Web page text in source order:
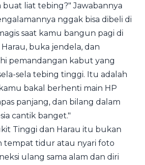
buat liat tebing?" Jawabannya
nggak bisa dibeli di
saat kamu bangun pagi di
buka jendela, dan
pemandangan kabut yang
sela tebing tinggi. Itu adalah
bakal berhenti main HP
panjang, dan bilang dalam
cantik banget."
Tinggi dan Harau itu bukan
tempat tidur atau nyari foto
ulang sama alam dan diri